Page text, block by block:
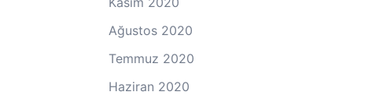
Ağustos 2020
Temmuz 2020
Haziran 2020